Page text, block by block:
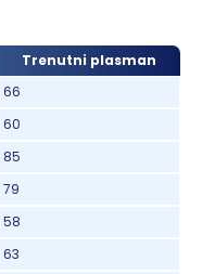
Trenutni plasman
66
60
85
79
58
63